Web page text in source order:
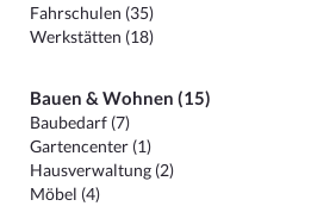
Fahrschulen (35)
Werkstätten (18)
Bauen & Wohnen (15)
Baubedarf (7)
Gartencenter (1)
Hausverwaltung (2)
Möbel (4)